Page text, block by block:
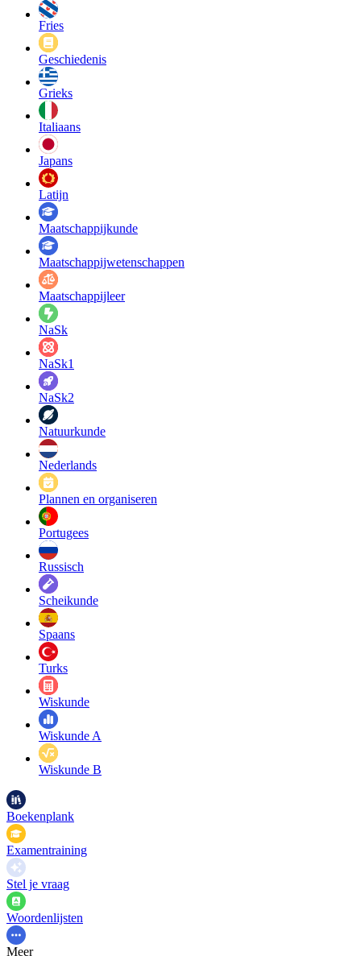
Fries
Geschiedenis
Grieks
Italiaans
Japans
Latijn
Maatschappij­kunde
Maatschappij­wetenschappen
Maatschappijleer
NaSk
NaSk1
NaSk2
Natuurkunde
Nederlands
Plannen en organiseren
Portugees
Russisch
Scheikunde
Spaans
Turks
Wiskunde
Wiskunde A
Wiskunde B
Boekenplank
Examentraining
Stel je vraag
Woordenlijsten
Meer